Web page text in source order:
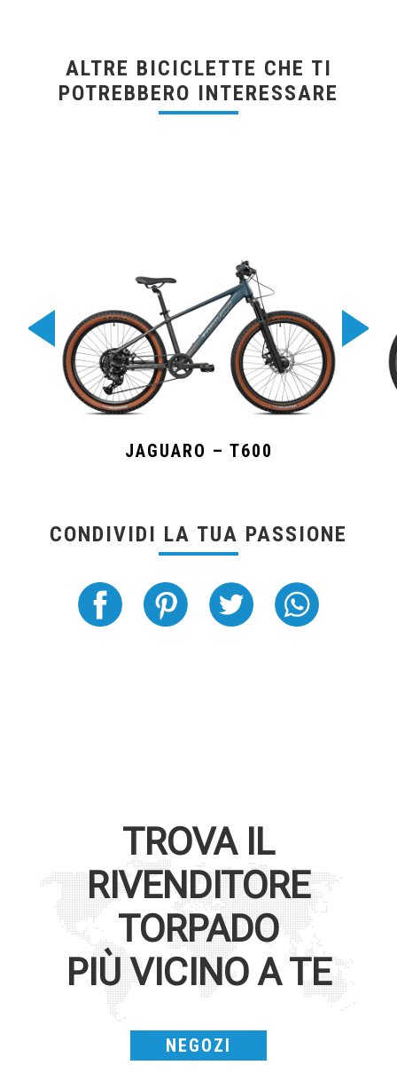
ALTRE BICICLETTE CHE TI
POTREBBERO INTERESSARE
JAGUARO – T600
CONDIVIDI LA TUA PASSIONE
TROVA IL
RIVENDITORE
TORPADO
PIÙ VICINO A TE
NEGOZI